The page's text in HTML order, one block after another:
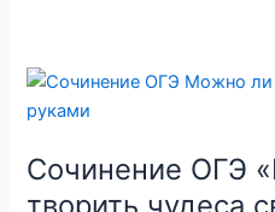
Сочинение ОГЭ